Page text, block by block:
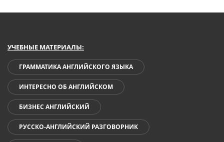
УЧЕБНЫЕ МАТЕРИАЛЫ:
ГРАММАТИКА АНГЛИЙСКОГО ЯЗЫКА
ИНТЕРЕСНО ОБ АНГЛИЙСКОМ
БИЗНЕС АНГЛИЙСКИЙ
РУССКО-АНГЛИЙСКИЙ РАЗГОВОРНИК